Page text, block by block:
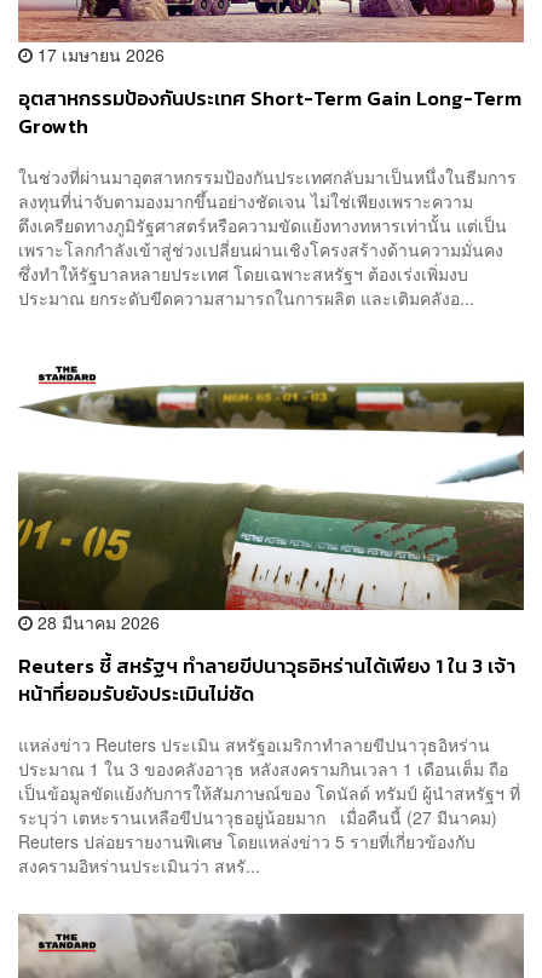
17 เมษายน 2026
อุตสาหกรรมป้องกันประเทศ Short-Term Gain Long-Term
Growth
ในช่วงที่ผ่านมาอุตสาหกรรมป้องกันประเทศกลับมาเป็นหนึ่งในธีมการ
ลงทุนที่น่าจับตามองมากขึ้นอย่างชัดเจน ไม่ใช่เพียงเพราะความ
ตึงเครียดทางภูมิรัฐศาสตร์หรือความขัดแย้งทางทหารเท่านั้น แต่เป็น
เพราะโลกกำลังเข้าสู่ช่วงเปลี่ยนผ่านเชิงโครงสร้างด้านความมั่นคง
ซึ่งทำให้รัฐบาลหลายประเทศ โดยเฉพาะสหรัฐฯ ต้องเร่งเพิ่มงบ
ประมาณ ยกระดับขีดความสามารถในการผลิต และเติมคลังอ...
28 มีนาคม 2026
Reuters ชี้ สหรัฐฯ ทำลายขีปนาวุธอิหร่านได้เพียง 1 ใน 3 เจ้า
หน้าที่ยอมรับยังประเมินไม่ชัด
แหล่งข่าว Reuters ประเมิน สหรัฐอเมริกาทำลายขีปนาวุธอิหร่าน
ประมาณ 1 ใน 3 ของคลังอาวุธ หลังสงครามกินเวลา 1 เดือนเต็ม ถือ
เป็นข้อมูลขัดแย้งกับการให้สัมภาษณ์ของ โดนัลด์ ทรัมป์ ผู้นำสหรัฐฯ ที่
ระบุว่า เตหะรานเหลือขีปนาวุธอยู่น้อยมาก เมื่อคืนนี้ (27 มีนาคม)
Reuters ปล่อยรายงานพิเศษ โดยแหล่งข่าว 5 รายที่เกี่ยวข้องกับ
สงครามอิหร่านประเมินว่า สหรั...